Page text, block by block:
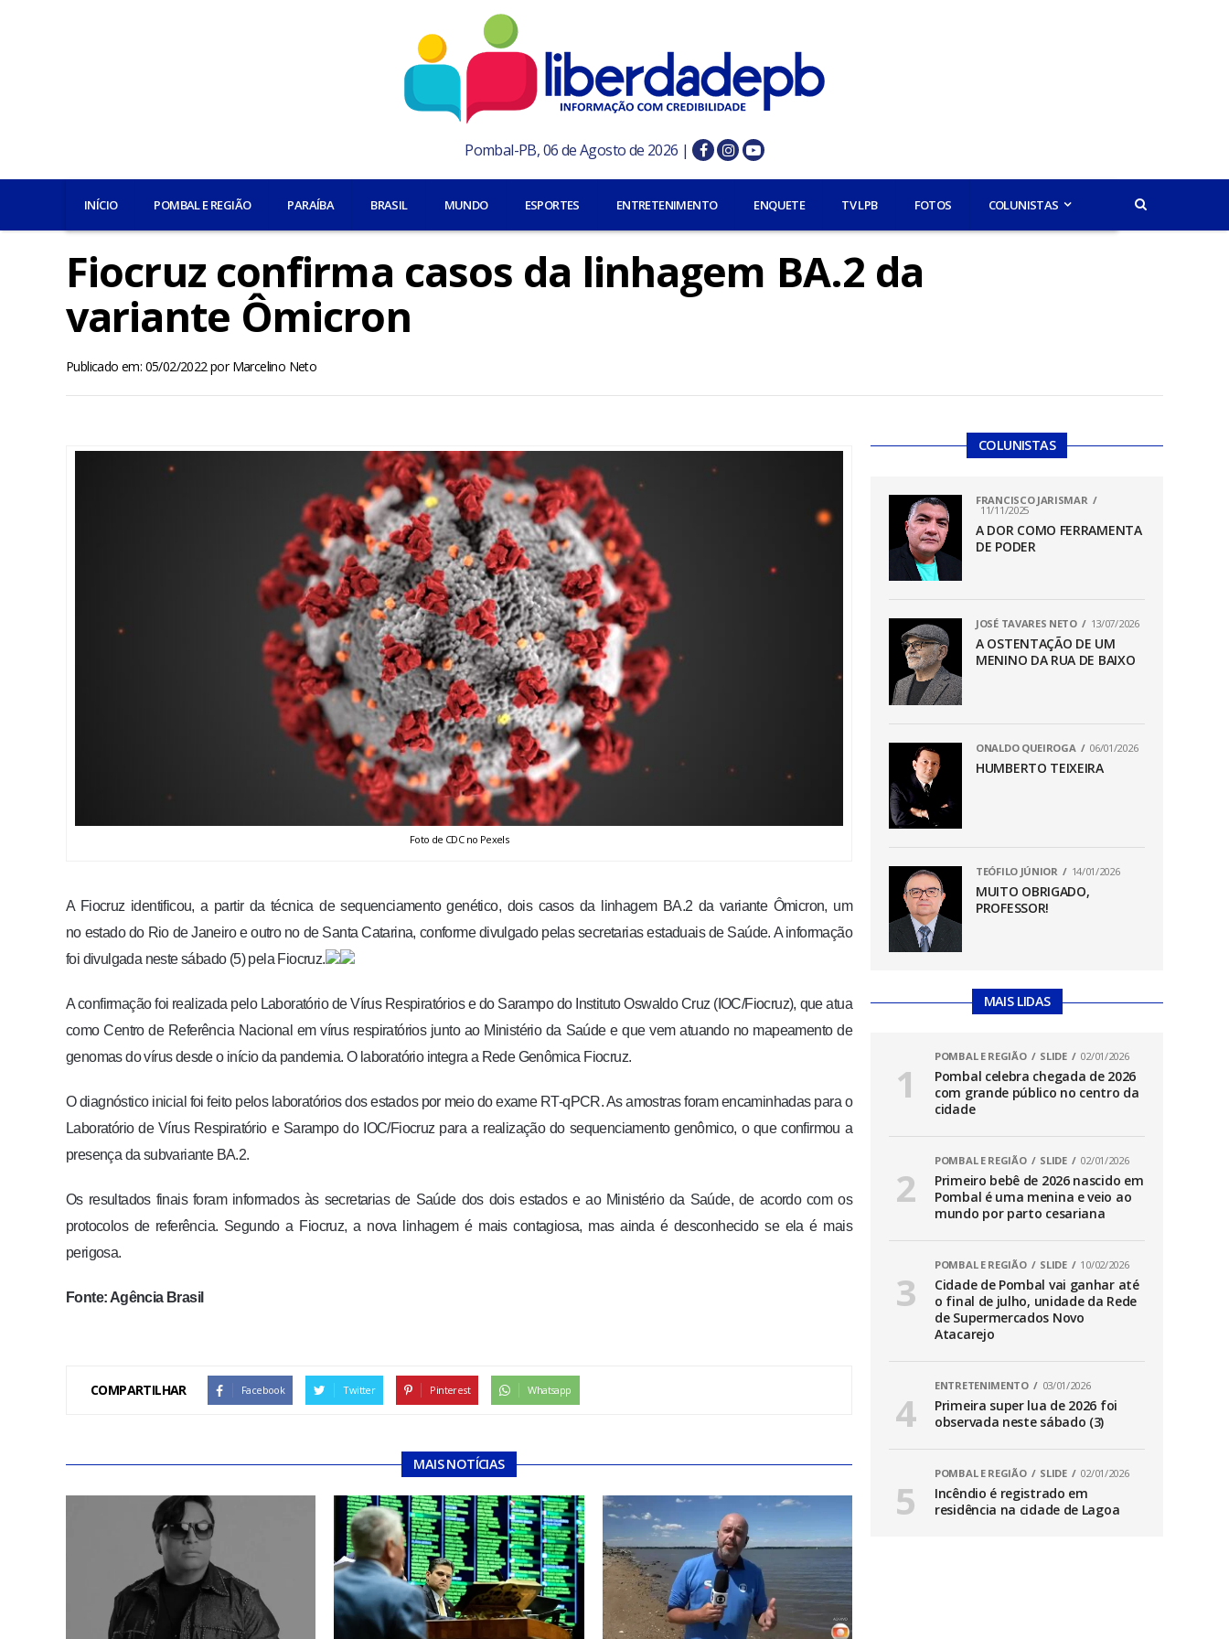
Pombal-PB, 06 de Agosto de 2026 |
INÍCIO POMBAL E REGIÃO PARAÍBA BRASIL MUNDO ESPORTES ENTRETENIMENTO ENQUETE TV LPB FOTOS COLUNISTAS
Fiocruz confirma casos da linhagem BA.2 da
variante Ômicron
Publicado em: 05/02/2022porMarcelino Neto
Foto de CDC no Pexels
A Fiocruz identificou, a partir da técnica de sequenciamento genético, dois casos da linhagem BA.2 da variante Ômicron, um
no estado do Rio de Janeiro e outro no de Santa Catarina, conforme divulgado pelas secretarias estaduais de Saúde. A informação
foi divulgada neste sábado (5) pela Fiocruz.
A confirmação foi realizada pelo Laboratório de Vírus Respiratórios e do Sarampo do Instituto Oswaldo Cruz (IOC/Fiocruz), que atua
como Centro de Referência Nacional em vírus respiratórios junto ao Ministério da Saúde e que vem atuando no mapeamento de
genomas do vírus desde o início da pandemia. O laboratório integra a Rede Genômica Fiocruz.
O diagnóstico inicial foi feito pelos laboratórios dos estados por meio do exame RT-qPCR. As amostras foram encaminhadas para o
Laboratório de Vírus Respiratório e Sarampo do IOC/Fiocruz para a realização do sequenciamento genômico, o que confirmou a
presença da subvariante BA.2.
Os resultados finais foram informados às secretarias de Saúde dos dois estados e ao Ministério da Saúde, de acordo com os
protocolos de referência. Segundo a Fiocruz, a nova linhagem é mais contagiosa, mas ainda é desconhecido se ela é mais
perigosa.
Fonte: Agência Brasil
COMPARTILHAR Facebook Twitter Pinterest Whatsapp
MAIS NOTÍCIAS
COLUNISTAS
FRANCISCO JARISMAR
11/11/2025
A DOR COMO FERRAMENTA
DE PODER
JOSÉ TAVARES NETO 13/07/2026
A OSTENTAÇÃO DE UM
MENINO DA RUA DE BAIXO
ONALDO QUEIROGA 06/01/2026
HUMBERTO TEIXEIRA
TEÓFILO JÚNIOR 14/01/2026
MUITO OBRIGADO,
PROFESSOR!
MAIS LIDAS
POMBAL E REGIÃO SLIDE 02/01/2026
Pombal celebra chegada de 2026
com grande público no centro da
cidade
POMBAL E REGIÃO SLIDE 02/01/2026
Primeiro bebê de 2026 nascido em
Pombal é uma menina e veio ao
mundo por parto cesariana
POMBAL E REGIÃO SLIDE 10/02/2026
Cidade de Pombal vai ganhar até
o final de julho, unidade da Rede
de Supermercados Novo
Atacarejo
ENTRETENIMENTO 03/01/2026
Primeira super lua de 2026 foi
observada neste sábado (3)
POMBAL E REGIÃO SLIDE 02/01/2026
Incêndio é registrado em
residência na cidade de Lagoa